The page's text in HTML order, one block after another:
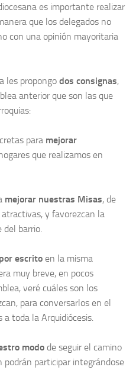
es importante realizar
que los delegados no
con una opinión mayoritaria
les propongo dos consignas,
anterior que son las que
para mejorar
que realizamos en
mejorar nuestras Misas, de
y favorezcan la
barrio.
por escrito en la misma
muy breve, en pocos
veré cuáles son los
para conversarlos en el
toda la Arquidiócesis.
modo de seguir el camino
podrán participar integrándose